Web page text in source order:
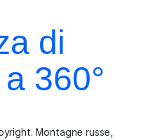
di
360°
Montagne russe,